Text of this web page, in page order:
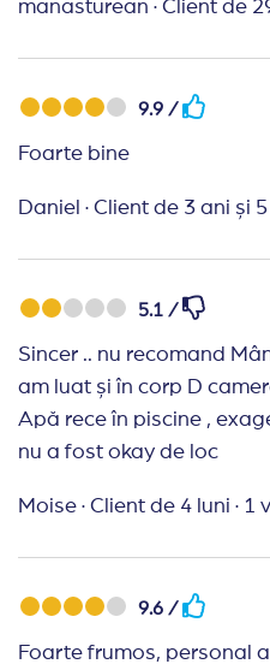
manasturean · Client de
9.9 /
Foarte bine
Daniel · Client de 3 ani și
5.1 /
Sincer .. nu recomand Mâncarea nu a fost bună ,
am luat și în corp D cameră
Apă rece în piscine , exagerat de
nu a fost okay de loc
Moise · Client de 4 luni · 1
9.6 /
Foarte frumos, personal